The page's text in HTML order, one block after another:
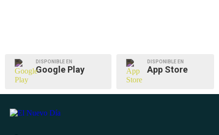
DISPONIBLE EN
Google Play
DISPONIBLE EN
App Store